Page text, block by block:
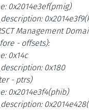
0x2014e3ef(pmig)
Management
- offsets):
0x14c
0x180
- ptrs)
0x2014e3f4(phib)